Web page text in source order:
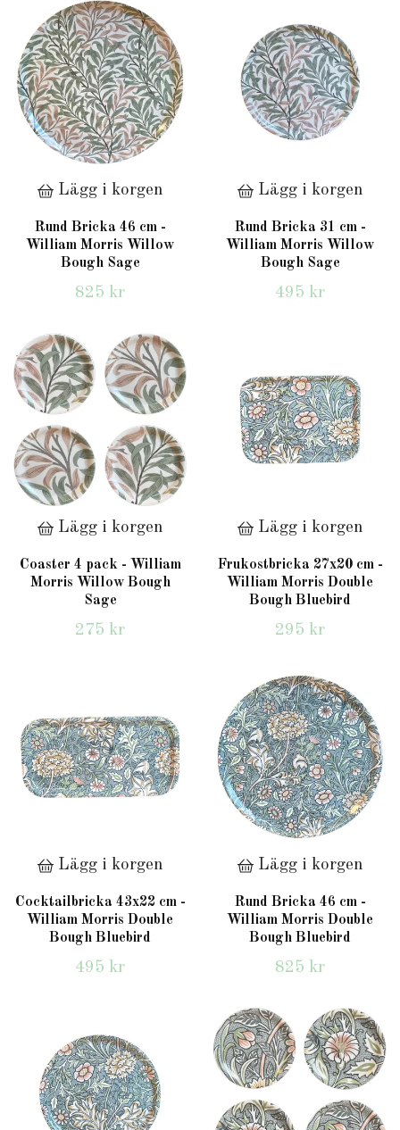
Lägg i korgen
Rund Bricka 46 cm -
William Morris Willow
Bough Sage
825 kr
Lägg i korgen
Rund Bricka 31 cm -
William Morris Willow
Bough Sage
495 kr
Lägg i korgen
Coaster 4 pack - William
Morris Willow Bough
Sage
275 kr
Lägg i korgen
Frukostbricka 27x20 cm -
William Morris Double
Bough Bluebird
295 kr
Lägg i korgen
Cocktailbricka 43x22 cm -
William Morris Double
Bough Bluebird
495 kr
Lägg i korgen
Rund Bricka 46 cm -
William Morris Double
Bough Bluebird
825 kr